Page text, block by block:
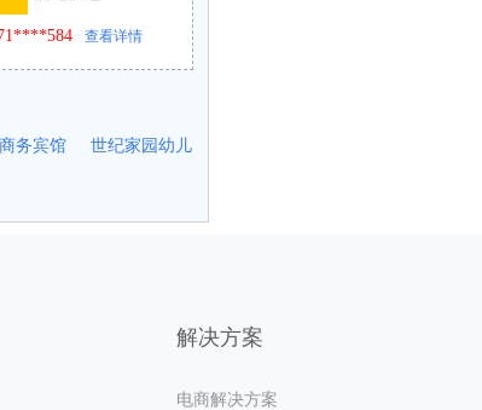
查看详情
务宾馆 世纪家园幼儿
解决方案
电商解决方案